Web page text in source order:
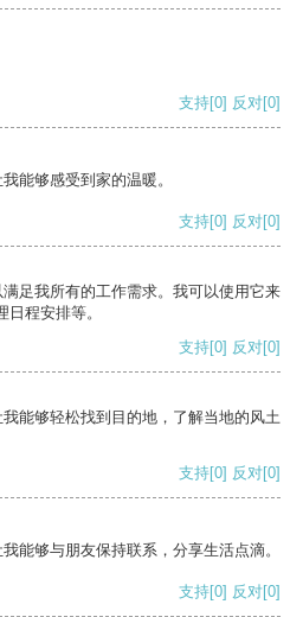
支持[0] 反对[0]
能够感受到家的温暖。
支持[0] 反对[0]
足我所有的工作需求。我可以使用它来
程安排等。
支持[0] 反对[0]
能够轻松找到目的地，了解当地的风土
支持[0] 反对[0]
能够与朋友保持联系，分享生活点滴。
支持[0] 反对[0]